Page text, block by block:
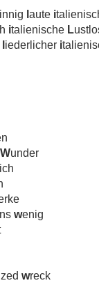
aute i
italienische L
iederlicher i
Wunder
wenig
wreck